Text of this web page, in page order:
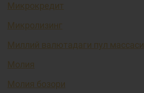
Микрокредит
Микролизинг
Миллий валютадаги пул массаси
Молия
Молия бозори